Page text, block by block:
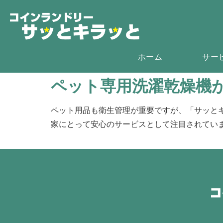
ホーム サー
ペット専用洗濯乾燥機
ペット用品も衛生管理が重要ですが、「サッ
家にとって安心のサービスとして注目されてい